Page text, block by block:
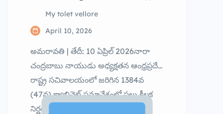
My tolet vellore
April 10, 2026
అమరావతి | తేదీ: 10 ఏప్రిల్ 2026నారా
చంద్రబాబు నాయుడు అధ్యక్షతన ఆంధ్రప్రదేశ్
రాష్ట్ర సచివాలయంలో జరిగిన 1384వ
(47వ) క్యాబినెట్ సమావేశంలో పలు కీలక
నిర్ణయాలు తీసుకోబడినట్లు ప్రభుత్వం